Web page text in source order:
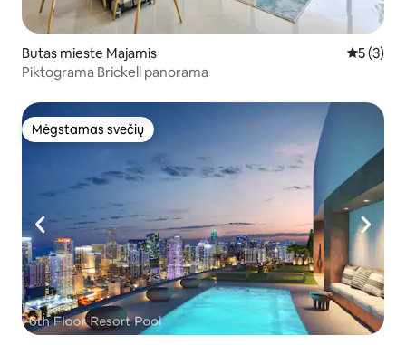
Butas mieste Majamis Vidutinis
5 (3)
Piktograma Brickell panorama
Mėgstamas svečių
Mėgstamas svečių